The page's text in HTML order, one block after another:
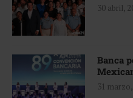
30 abril,
Banca
31